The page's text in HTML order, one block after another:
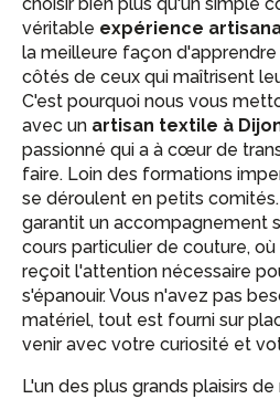
véritable expérience
la meilleure façon
côtés de ceux qui maîtrisent
C'est pourquoi nous vous
avec un artisan textile à
passionné qui a à cœur de
faire. Loin des formations
se déroulent en petits
garantit un accompagnement
cours particulier de couture,
reçoit l'attention nécessaire
s'épanouir. Vous n'avez pas
matériel, tout est fourni sur
venir avec votre curiosité et
L'un des plus grands plaisirs